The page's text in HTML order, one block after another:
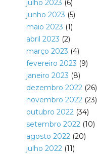
julho 2023 (6)
junho 2023 (5)
maio 2023 (1)
abril 2023 (2)
março 2023 (4)
fevereiro 2023 (9)
janeiro 2023 (8)
dezembro 2022(26)
novembro 2022(23)
outubro 2022(34)
setembro 2022(10)
agosto 2022(20)
julho 2022(11)